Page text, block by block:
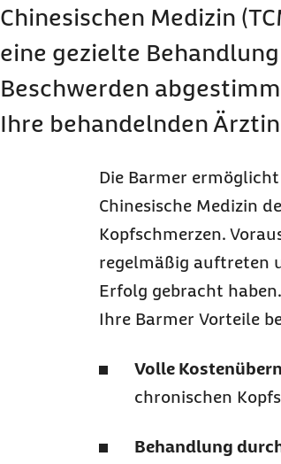
Häufige Fragen und Antworten
Chinesischen Medizin
eine gezielte
Beschwerden
Ihre behandelnden
Die Barmer
Chinesische Medizin
Kopfschmerzen.
regelmäßig auftreten
Erfolg gebracht haben.
Ihre Barmer Vorteile
Volle
chronischen
Behandlung